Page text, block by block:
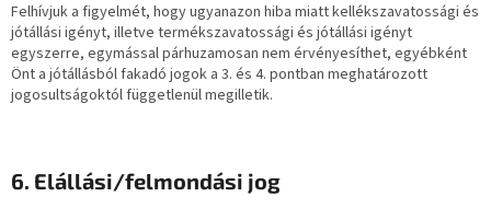
Felhívjuk a figyelmét, hogy ugyanazon hiba miatt kellékszavatossági és
jótállási igényt, illetve termékszavatossági és jótállási igényt
egyszerre, egymással párhuzamosan nem érvényesíthet, egyébként
Önt a jótállásból fakadó jogok a 3. és 4. pontban meghatározott
jogosultságoktól függetlenül megilletik.
6. Elállási/felmondási jog